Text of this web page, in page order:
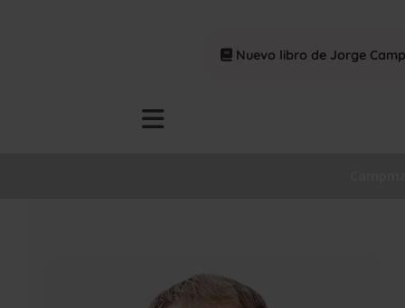
Nuevo libro de Jorge